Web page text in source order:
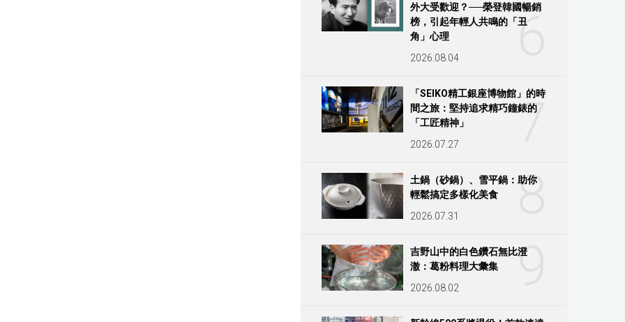
6
外大受歡迎？──榮登韓國暢銷
榜，引起年輕人共鳴的「丑
角」心理
2026.08.04
7
「SEIKO精工銀座博物館」的時
間之旅：堅持追求精巧鐘錶的
「工匠精神」
2026.07.27
8
土鍋（砂鍋）、雪平鍋：助你
輕鬆搞定多樣化美食
2026.07.31
9
吉野山中的白色鑽石無比澄
澈：葛粉料理大彙集
2026.08.02